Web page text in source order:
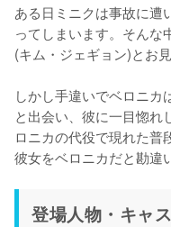
ある日ミニクは事故に遭
ってしまいます。そんな
(キム・ジェギョン)とお
しかし手違いでベロニカ
と出会い、彼に一目惚れ
ロニカの代役で現れた普
彼女をベロニカだと勘違
登場人物・キャ